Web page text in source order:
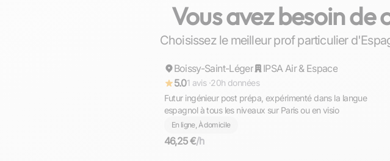
Vous avez besoin de
Choisissez le meilleur prof particulier
Répond rapidement
Suburam
Boissy-Saint-Léger
IPSA Air & Espace
5.01 avis ·20h données
Futur ingénieur post prépa, expérimenté dans la langue
espagnol à tous les niveaux sur Paris ou en visio
En ligne, À domicile
46,25 €/h